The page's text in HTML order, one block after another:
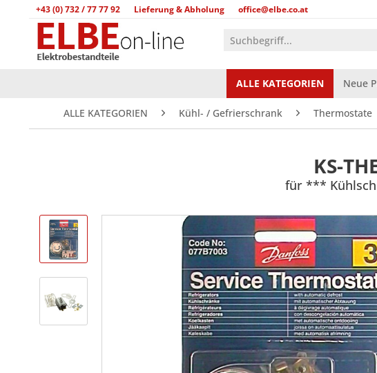
+43 (0) 732 / 77 77 92 Lieferung & Abholung office@elbe.co.at
ALLE KATEGORIEN Neue
ALLE KATEGORIEN Kühl- / Gefrierschrank Thermostate
KS-
für ***